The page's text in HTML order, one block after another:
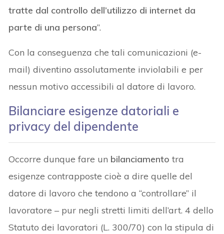
tratte dal controllo dell’utilizzo di internet da
parte di una persona”.
Con la conseguenza che tali comunicazioni (e-
mail) diventino assolutamente inviolabili e per
nessun motivo accessibili al datore di lavoro.
Bilanciare esigenze datoriali e
privacy del dipendente
Occorre dunque fare un bilanciamento tra
esigenze contrapposte cioè a dire quelle del
datore di lavoro che tendono a “controllare” il
lavoratore – pur negli stretti limiti dell’art. 4 dello
Statuto dei lavoratori (L. 300/70) con la stipula di